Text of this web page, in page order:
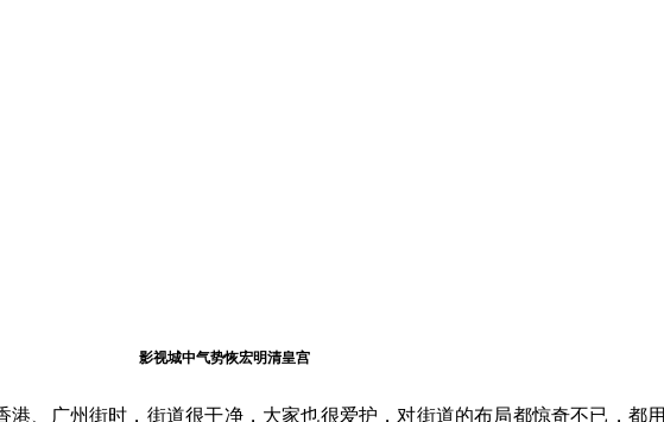
影视城中气势恢宏明清皇宫
港、广州街时，街道很干净，大家也很爱护，对街道的布局都惊奇不已，都用